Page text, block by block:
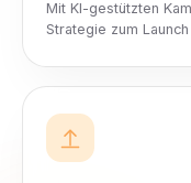
Kunden eine
die Kampagnen,
verbinden.